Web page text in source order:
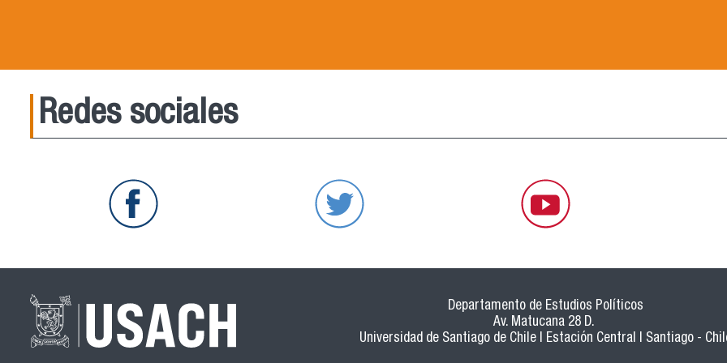
Redes sociales
Departamento de Estudios Políticos
Av. Matucana 28 D.
Universidad de Santiago de Chile | Estación Central | Santiago -